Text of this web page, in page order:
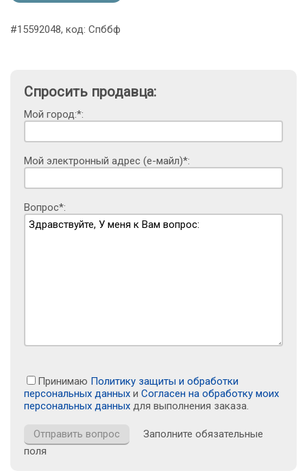
#15592048, код: Спббф
Спросить продавца:
Мой город:*:
Мой электронный адрес (е-майл)*:
Вопрос*:
Принимаю Политику защиты и обработки
персональных данных и Согласен на обработку моих
персональных данных для выполнения заказа.
Заполните обязательные
поля